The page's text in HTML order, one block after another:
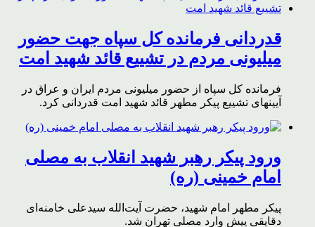
قدردانی فرمانده کل سپاه جهت حضور
میلیونی مردم در تشییع قائد شهید امت
فرمانده کل سپاه از حضور میلیونی مردم ایران و عراق در
آیینهای تشییع پیکر مطهر قائد شهید امت قدردانی کرد.
ورود پیکر رهبر شهید انقلاب به مصلی
امام خمینی (ره)
پیکر مطهر امام شهید،‌ حضرت آیت‌الله سیدعلی خامنه‌ای
دقایقی پیش وارد مصلی تهران شد.